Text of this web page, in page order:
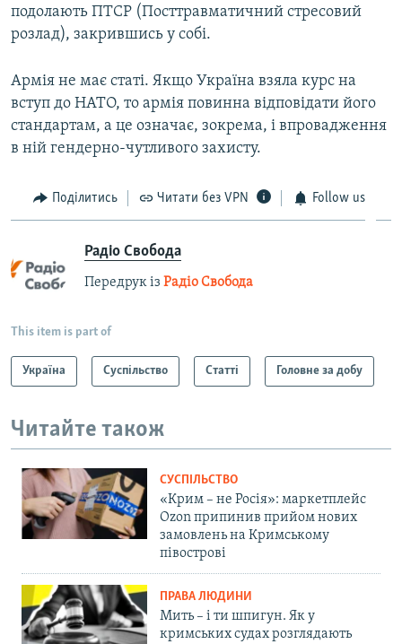
подолають ПТСР (Посттравматичний стресовий
розлад), закрившись у собі.
Армія не має статі. Якщо Україна взяла курс на
вступ до НАТО, то армія повинна відповідати його
стандартам, а це означає, зокрема, і впровадження
в ній гендерно-чутливого захисту.
Поділитись Читати без VPN Follow us
Радіо Свобода
Передрук із Радіо Свобода
This item is part of
Україна Суспільство Статті Головне за добу
Читайте також
СУСПІЛЬСТВО
«Крим – не Росія»: маркетплейс
Ozon припинив прийом нових
замовлень на Кримському
півострові
ПРАВА ЛЮДИНИ
Мить – і ти шпигун. Як у
кримських судах розглядають